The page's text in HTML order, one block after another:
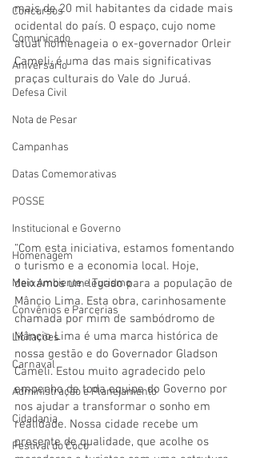
Concursos
Comunicado
Aniversário
Defesa Civil
Nota de Pesar
Campanhas
Datas Comemorativas
POSSE
Institucional e Governo
Homenagem
Meio Ambiente e Turismo
Convênios e Parcerias
Licitações
Carnaval
Administração e Planejamento
Cidadania
Festival do Coco
mais de 20 mil habitantes da cidade mais
ocidental do país. O espaço, cujo nome
atual homenageia o ex-governador Orleir
Cameli, é uma das mais significativas
praças culturais do Vale do Juruá.
“Com esta iniciativa, estamos fomentando
o turismo e a economia local. Hoje,
deixamos um legado para a população de
Mâncio Lima. Esta obra, carinhosamente
chamada por mim de sambódromo de
Mâncio Lima é uma marca histórica de
nossa gestão e do Governador Gladson
Cameli. Estou muito agradecido pelo
empenho de toda equipe do Governo por
nos ajudar a transformar o sonho em
realidade. Nossa cidade recebe um
presente de qualidade, que acolhe os